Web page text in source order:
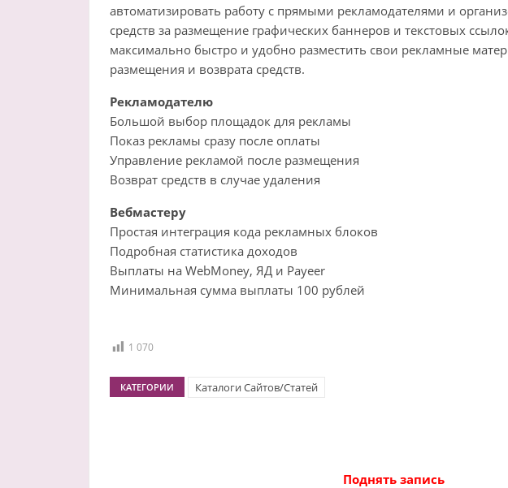
автоматизировать работу с прямыми рекламодателями и
средств за размещение графических баннеров и текстовых
максимально быстро и удобно разместить свои рекламные
размещения и возврата средств.
Рекламодателю
Большой выбор площадок для рекламы
Показ рекламы сразу после оплаты
Управление рекламой после размещения
Возврат средств в случае удаления
Вебмастеру
Простая интеграция кода рекламных блоков
Подробная статистика доходов
Выплаты на WebMoney, ЯД и Payeer
Минимальная сумма выплаты 100 рублей
1 070
КАТЕГОРИИ Каталоги Сайтов/Статей
Поднять запись